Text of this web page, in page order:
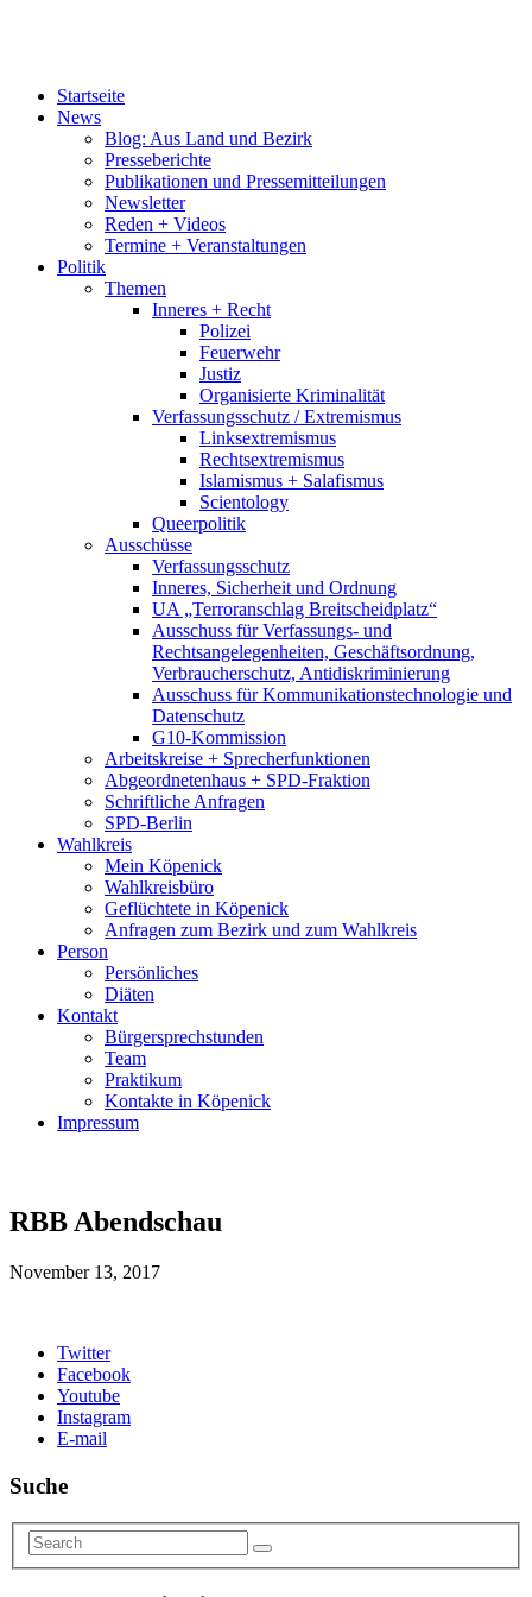
Startseite
News
Blog: Aus Land und Bezirk
Presseberichte
Publikationen und Pressemitteilungen
Newsletter
Reden + Videos
Termine + Veranstaltungen
Politik
Themen
Inneres + Recht
Polizei
Feuerwehr
Justiz
Organisierte Kriminalität
Verfassungsschutz / Extremismus
Linksextremismus
Rechtsextremismus
Islamismus + Salafismus
Scientology
Queerpolitik
Ausschüsse
Verfassungsschutz
Inneres, Sicherheit und Ordnung
UA „Terroranschlag Breitscheidplatz“
Ausschuss für Verfassungs- und
Rechtsangelegenheiten, Geschäftsordnung,
Verbraucherschutz, Antidiskriminierung
Ausschuss für Kommunikationstechnologie und
Datenschutz
G10-Kommission
Arbeitskreise + Sprecherfunktionen
Abgeordnetenhaus + SPD-Fraktion
Schriftliche Anfragen
SPD-Berlin
Wahlkreis
Mein Köpenick
Wahlkreisbüro
Geflüchtete in Köpenick
Anfragen zum Bezirk und zum Wahlkreis
Person
Persönliches
Diäten
Kontakt
Bürgersprechstunden
Team
Praktikum
Kontakte in Köpenick
Impressum
RBB Abendschau
November 13, 2017
Twitter
Facebook
Youtube
Instagram
E-mail
Suche